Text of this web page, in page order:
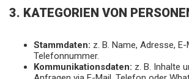
3. KATEGORIEN VON
Stammdaten: z. B. Name, Adresse, E-
Telefonnummer.
Kommunikationsdaten: z. B. Inhalte